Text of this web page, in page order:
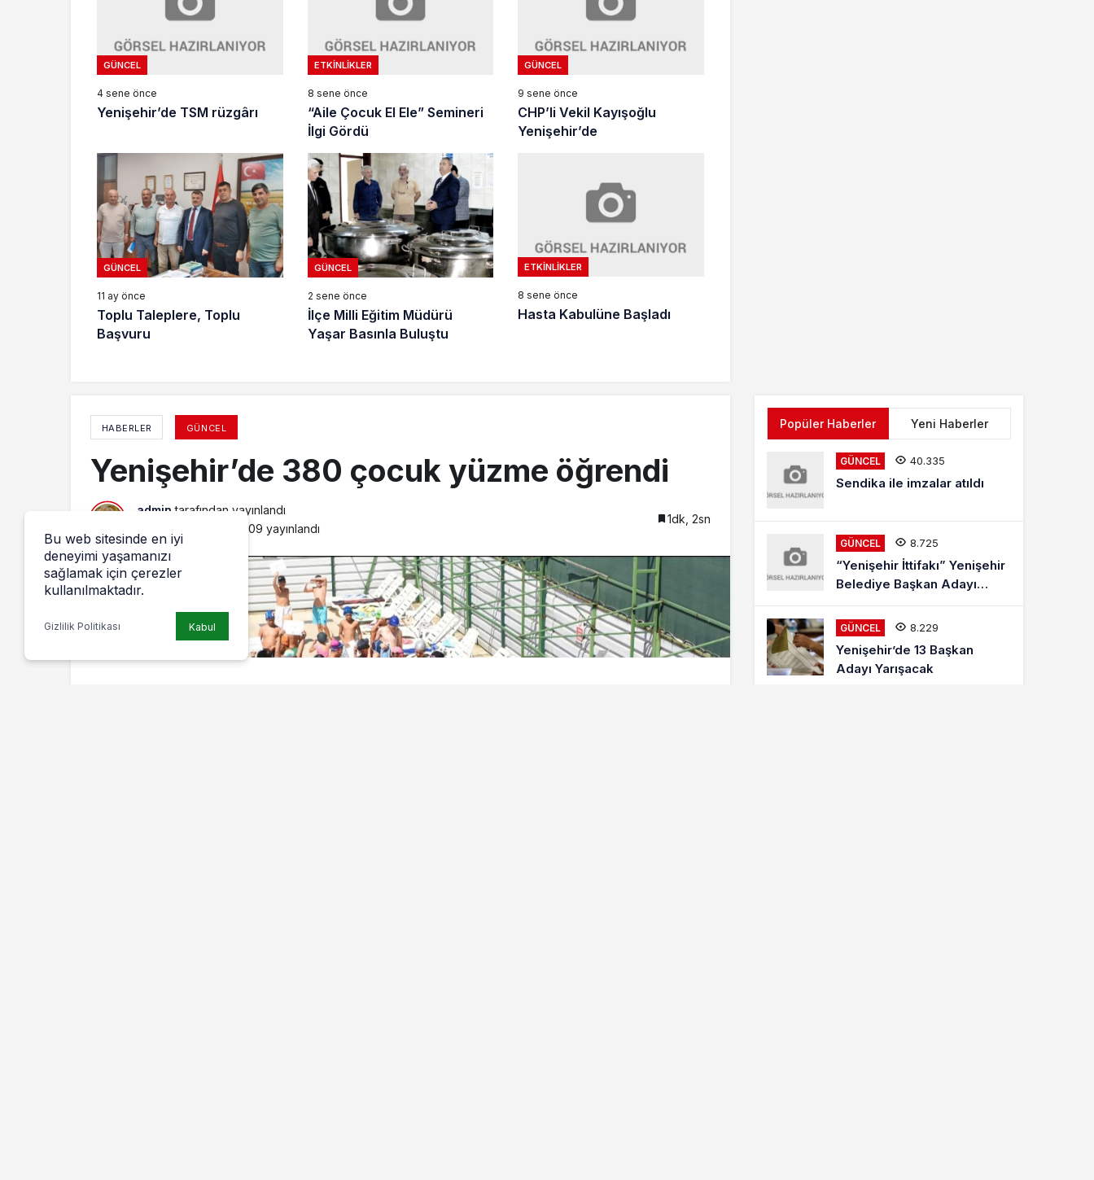
GÜNCEL
4 sene önce
Yenişehir’de TSM rüzgârı
ETKINLIKLER
8 sene önce
“Aile Çocuk El Ele” Semineri
İlgi Gördü
GÜNCEL
9 sene önce
CHP’li Vekil Kayışoğlu
Yenişehir’de
GÜNCEL
11 ay önce
Toplu Taleplere, Toplu
Başvuru
GÜNCEL
2 sene önce
İlçe Milli Eğitim Müdürü
Yaşar Basınla Buluştu
ETKINLIKLER
8 sene önce
Hasta Kabulüne Başladı
HABERLER GÜNCEL
Yenişehir’de 380 çocuk yüzme öğrendi
admin tarafından yayınlandı
26 Ağustos 2024, 10:09 yayınlandı
1dk, 2sn
Popüler Haberler Yeni Haberler
GÜNCEL 40.335
Sendika ile imzalar atıldı
GÜNCEL 8.725
“Yenişehir İttifakı” Yenişehir
Belediye Başkan Adayı
Mehmet Kaya Röportajı
GÜNCEL 8.229
Yenişehir’de 13 Başkan
Adayı Yarışacak
Bu web sitesinde en iyi
deneyimi yaşamanızı
sağlamak için çerezler
kullanılmaktadır.
Gizlilik Politikası Kabul